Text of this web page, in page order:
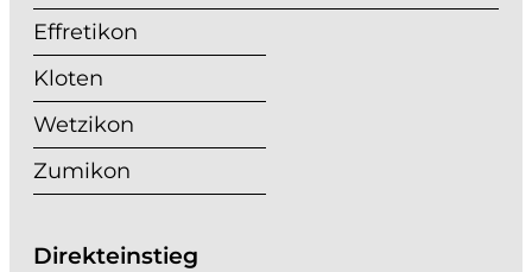
Effretikon
Kloten
Wetzikon
Zumikon
Direkteinstieg